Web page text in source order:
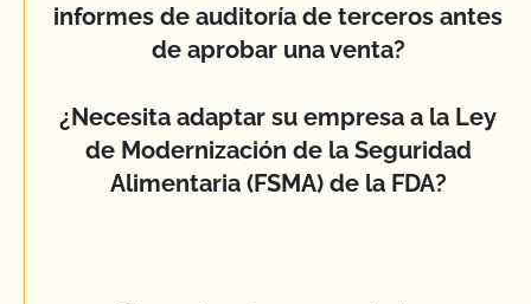
informes de auditoría de terceros antes
de aprobar una venta?
¿Necesita adaptar su empresa a la Ley
de Modernización de la Seguridad
Alimentaria (FSMA) de la FDA?